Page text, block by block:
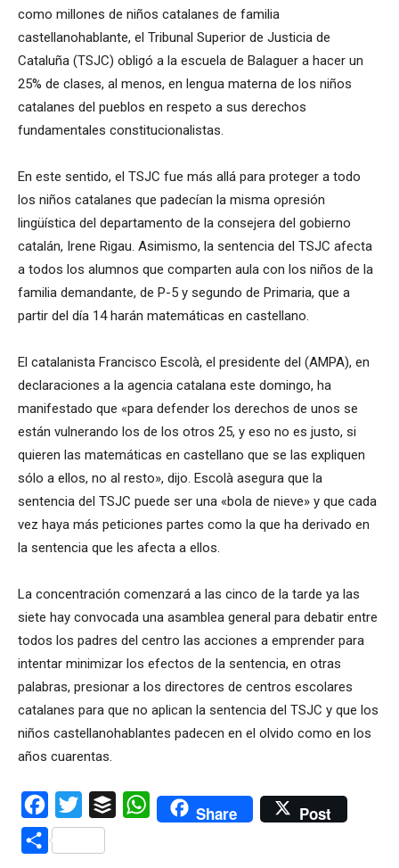
como millones de niños catalanes de familia
castellanohablante, el Tribunal Superior de Justicia de
Cataluña (TSJC) obligó a la escuela de Balaguer a hacer un
25% de clases, al menos, en lengua materna de los niños
catalanes del pueblos en respeto a sus derechos
fundamentales constitucionalistas.
En este sentido, el TSJC fue más allá para proteger a todo
los niños catalanes que padecían la misma opresión
lingüística del departamento de la consejera del gobierno
catalán, Irene Rigau. Asimismo, la sentencia del TSJC afecta
a todos los alumnos que comparten aula con los niños de la
familia demandante, de P-5 y segundo de Primaria, que a
partir del día 14 harán matemáticas en castellano.
El catalanista Francisco Escolà, el presidente del (AMPA), en
declaraciones a la agencia catalana este domingo, ha
manifestado que «para defender los derechos de unos se
están vulnerando los de los otros 25, y eso no es justo, si
quieren las matemáticas en castellano que se las expliquen
sólo a ellos, no al resto», dijo. Escolà asegura que la
sentencia del TSJC puede ser una «bola de nieve» y que cada
vez haya más peticiones partes como la que ha derivado en
la sentencia que les afecta a ellos.
La concentración comenzará a las cinco de la tarde ya las
siete hay convocada una asamblea general para debatir entre
todos los padres del centro las acciones a emprender para
intentar minimizar los efectos de la sentencia, en otras
palabras, presionar a los directores de centros escolares
catalanes para que no aplican la sentencia del TSJC y que los
niños castellanohablantes padecen en el olvido como en los
años cuarentas.
Facebook
Twitter Buffer WhatsAppShare Post
Compartir